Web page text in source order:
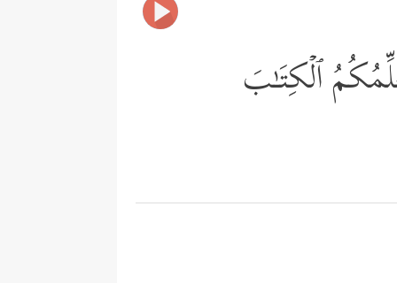
ٱلۡكِتَـٰبَ